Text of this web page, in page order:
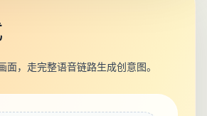
面，走完整语音链路生成创意图。